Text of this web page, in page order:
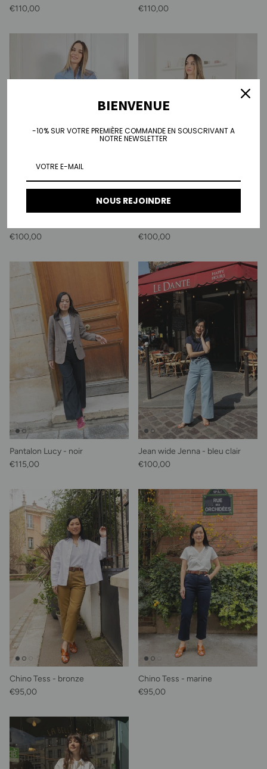
Prix habituel
€110,00
Prix habituel
€110,00
Prix habituel
€100,00
Prix habituel
€100,00
Pantalon Lucy - noir
Prix habituel
€115,00
Jean wide Jenna - bleu clair
Prix habituel
€100,00
Chino Tess - bronze
Prix habituel
€95,00
Chino Tess - marine
Prix habituel
€95,00
BIENVENUE
-10% SUR VOTRE PREMIÈRE COMMANDE EN SOUSCRIVANT A
NOTRE NEWSLETTER
NOUS REJOINDRE